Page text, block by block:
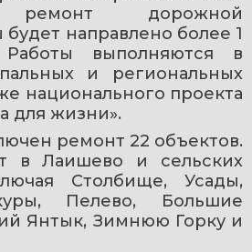
дорожной
направлено более 1
выполняются в
и региональных
национального проекта
для жизни».
ремонт 22 объектов.
в Лаишево и сельских
Столбище, Усады,
Пелево, Большие
Янтык, Зимнюю Горку и